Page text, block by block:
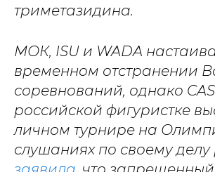
триметазидина.
МОК, ISU и WADA
временном отстранении
соревнований, однако CAS
российской фигуристке
личном турнире на
слушаниях по своему делу